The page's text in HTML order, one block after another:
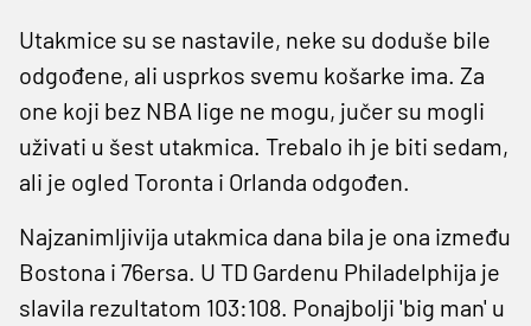
Utakmice su se nastavile, neke su doduše bile
odgođene, ali usprkos svemu košarke ima. Za
one koji bez NBA lige ne mogu, jučer su mogli
uživati u šest utakmica. Trebalo ih je biti sedam,
ali je ogled Toronta i Orlanda odgođen.
Najzanimljivija utakmica dana bila je ona između
Bostona i 76ersa. U TD Gardenu Philadelphija je
slavila rezultatom 103:108. Ponajbolji 'big man' u